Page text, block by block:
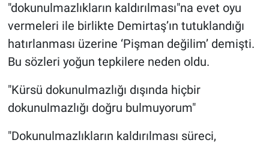
"dokunulmazlıkların kaldırılması"na evet oyu
vermeleri ile birlikte Demirtaş’ın tutuklandığı
hatırlanması üzerine ‘Pişman değilim’ demişti.
Bu sözleri yoğun tepkilere neden oldu.
"Kürsü dokunulmazlığı dışında hiçbir
dokunulmazlığı doğru bulmuyorum"
"Dokunulmazlıkların kaldırılması süreci,